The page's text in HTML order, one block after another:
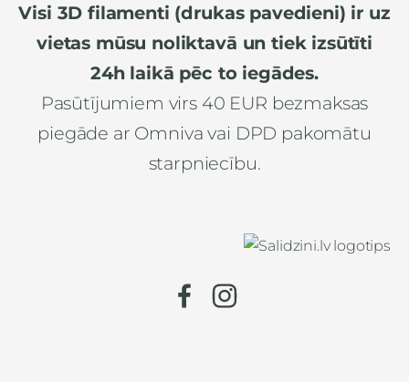
Visi 3D filamenti (drukas pavedieni) ir uz
vietas mūsu noliktavā un tiek izsūtīti
24h laikā pēc to iegādes.
Pasūtījumiem virs 40 EUR bezmaksas
piegāde ar Omniva vai DPD pakomātu
starpniecību.